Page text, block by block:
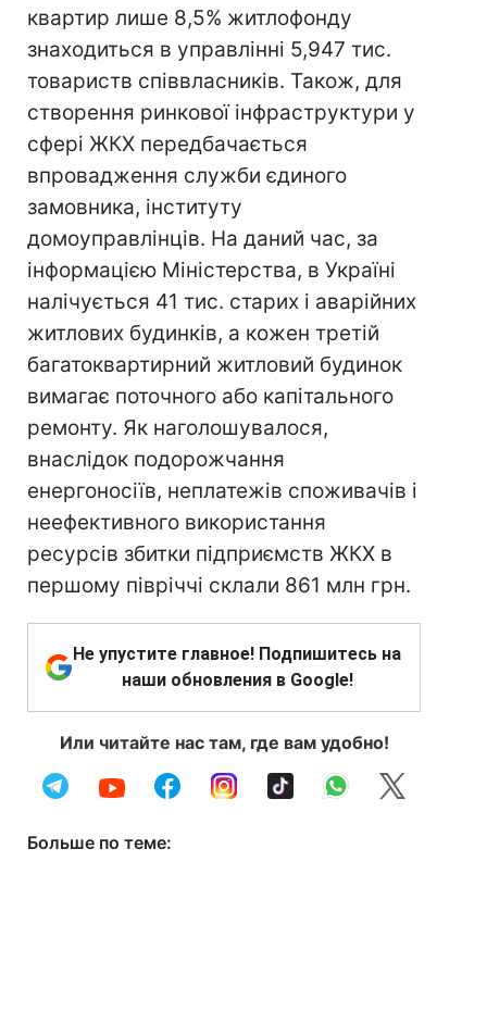
квартир лише 8,5% житлофонду
знаходиться в управлінні 5,947 тис.
товариств співвласників. Також, для
створення ринкової інфраструктури у
сфері ЖКХ передбачається
впровадження служби єдиного
замовника, інституту
домоуправлінців. На даний час, за
інформацією Міністерства, в Україні
налічується 41 тис. старих і аварійних
житлових будинків, а кожен третій
багатоквартирний житловий будинок
вимагає поточного або капітального
ремонту. Як наголошувалося,
внаслідок подорожчання
енергоносіїв, неплатежів споживачів і
неефективного використання
ресурсів збитки підприємств ЖКХ в
першому півріччі склали 861 млн грн.
Не упустите главное! Подпишитесь на
наши обновления в Google!
Или читайте нас там, где вам удобно!
Больше по теме: